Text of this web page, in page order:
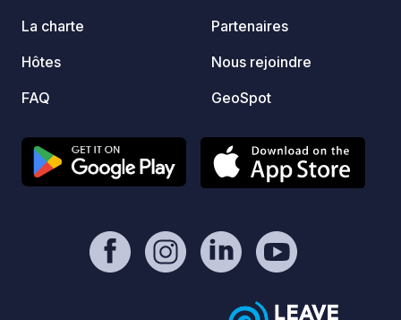
La charte
Hôtes
FAQ
Partenaires
Nous rejoindre
GeoSpot